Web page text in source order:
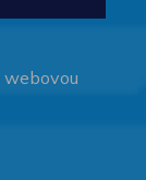
webovou